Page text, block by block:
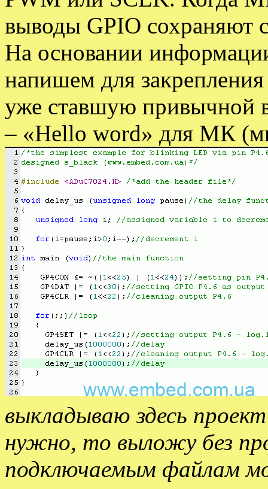
выводы GPIO сохраняют
На основании
напишем для
уже ставшую привычной
– «Hello word» для МК
выкладываю здесь
нужно, то выложу без
подключаемым файлам